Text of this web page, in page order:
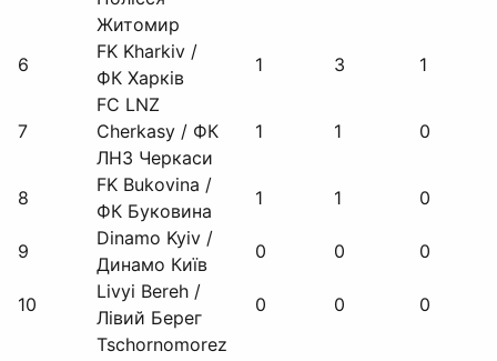
Житомир
6
FK Kharkiv /
ФК Харків
1 3 1
7
FC LNZ
Cherkasy / ФК
ЛНЗ Черкаси
1 1 0
8
FK Bukovina /
ФК Буковина
1 1 0
9
Dinamo Kyiv /
Динамо Київ
0 0 0
10
Livyi Bereh /
Лівий Берег
0 0 0
Tschornomorez